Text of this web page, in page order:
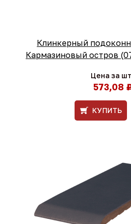
Клинкерный
Кармазиновый остров
Цена за
573,08
КУПИТЬ